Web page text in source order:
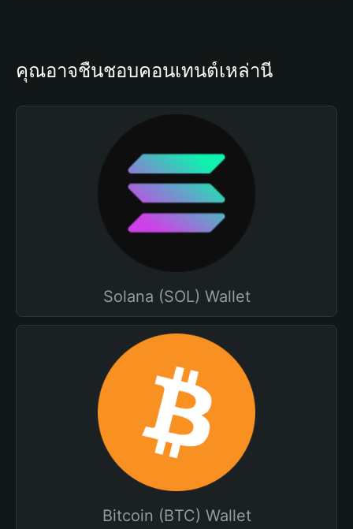
คุณอาจชื่นชอบคอนเทนต์เหล่านี้
Solana (SOL) Wallet
Bitcoin (BTC) Wallet